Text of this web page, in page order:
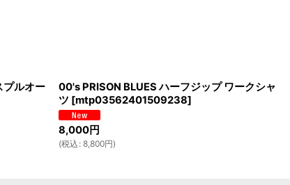
プルオー
00's PRISON BLUES ハーフジップ ワークシャ
ツ [mtp03562401509238]
8,000円
(税込 : 8,800円)